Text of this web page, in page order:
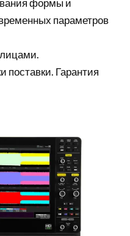
формы и
параметров
поставки. Гарантия